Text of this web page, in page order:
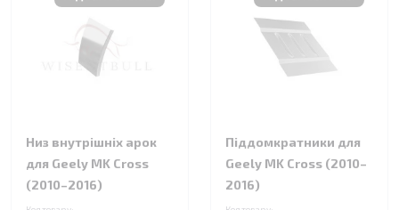
Низ внутрішніх арок
для Geely MK Cross
(2010–2016)
Піддомкратники для
Geely MK Cross (2010–
2016)